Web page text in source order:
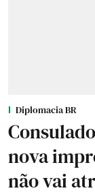
Diplomacia BR
nova
não vai